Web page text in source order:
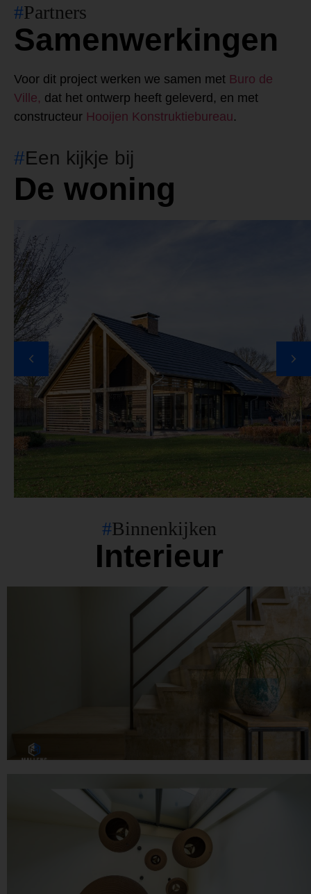
#Partners
Samenwerkingen
Voor dit project werken we samen met Buro de
Ville, dat het ontwerp heeft geleverd, en met
constructeur Hooijen Konstruktiebureau.
#Een kijkje bij
De woning
#Binnenkijken
Interieur